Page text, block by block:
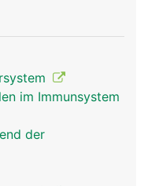
des
Lymphgefässe
Thymusdrüse,
des
werden die in der
und
gemacht.
Lymphozyten
und
im Immunsystem
der